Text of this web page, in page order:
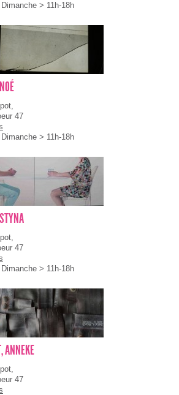
> 11h-18h
47
> 11h-18h
47
> 11h-18h
ANNEKE
47